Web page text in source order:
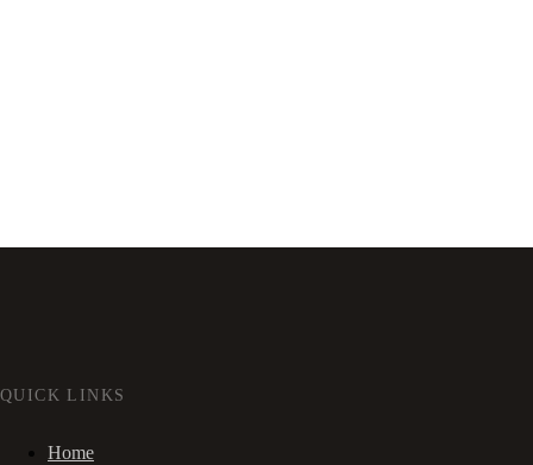
QUICK LINKS
Home